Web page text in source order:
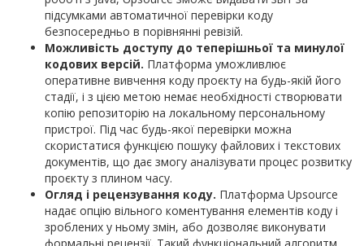
підсумками автоматичної перевірки коду
безпосередньо в порівнянні ревізій.
Можливість доступу до теперішньої та минулої
кодових версій. Платформа уможливлює
оперативне вивчення коду проєкту на будь-якій його
стадії, і з цією метою немає необхідності створювати
копію репозиторію на локальному персональному
пристрої. Під час будь-якої перевірки можна
скористатися функцією пошуку файлових і текстових
документів, що дає змогу аналізувати процес розвитку
проєкту з плином часу.
Огляд і рецензування коду. Платформа Upsource
надає опцію вільного коментування елементів коду і
зроблених у ньому змін, або дозволяє виконувати